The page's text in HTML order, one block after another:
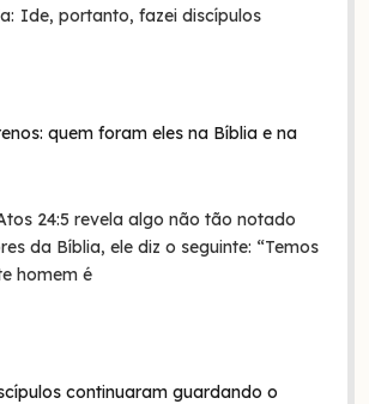
Ide, portanto, fazei discípulos
quem foram eles na Bíblia e na
24:5 revela algo não tão notado
da Bíblia, ele diz o seguinte: “Temos
homem é
continuaram guardando o